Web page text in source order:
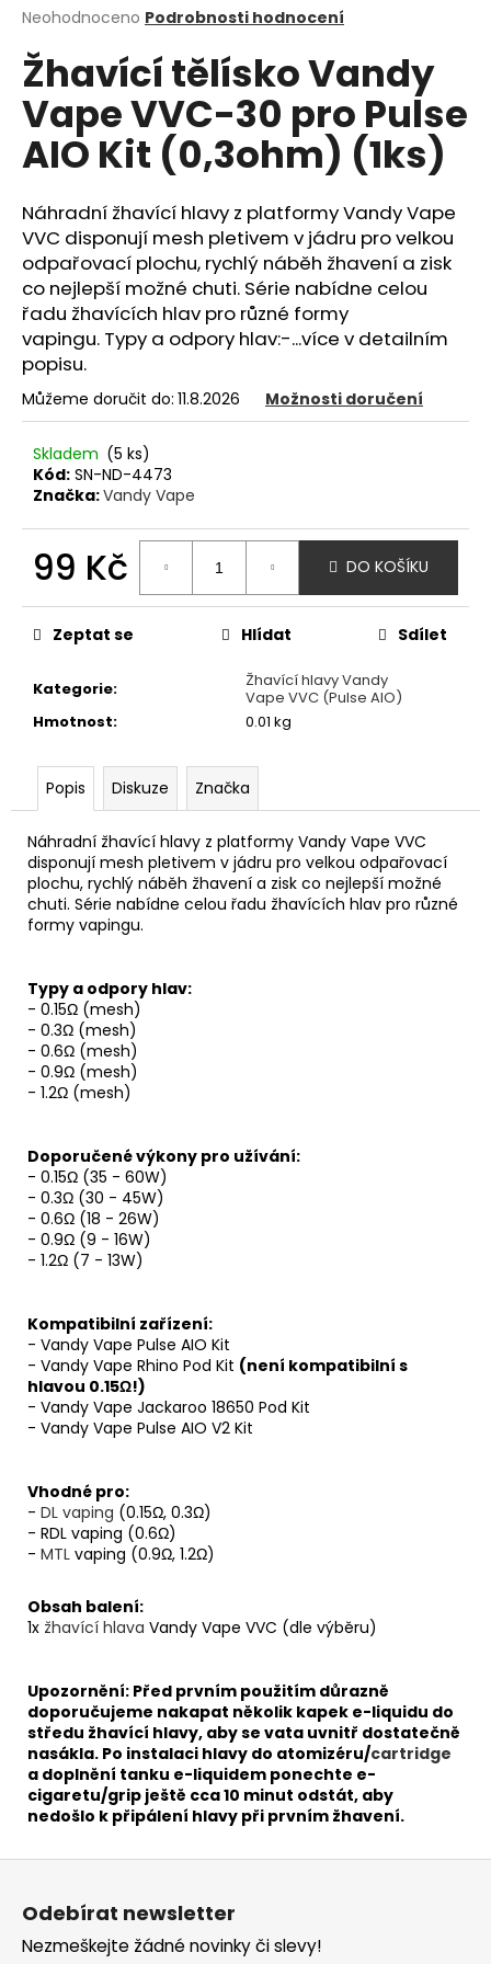
Průměrné
produktu
je
0,0
z
5
hvězdiček.
Neohodnoceno Podrobnosti hodnocení
Žhavící tělísko Vandy
Vape VVC-30 pro Pulse
AIO Kit (0,3ohm) (1ks)
Náhradní žhavící hlavy z platformy Vandy Vape
VVC disponují mesh pletivem v jádru pro velkou
odpařovací plochu, rychlý náběh žhavení a zisk
co nejlepší možné chuti. Série nabídne celou
řadu žhavících hlav pro různé formy
vapingu. Typy a odpory hlav:-...více v detailním
popisu.
Můžeme doručit do: 11.8.2026 Možnosti doručení
Skladem (5 ks)
Kód: SN-ND-4473
Značka:Vandy Vape
99 Kč
cena:
DO KOŠÍKU
Kategorie:
Žhavící hlavy Vandy
Vape VVC (Pulse AIO)
Hmotnost: 0.01 kg
Zeptat se Hlídat Sdílet
Popis Diskuze Značka
Náhradní žhavící hlavy z platformy Vandy Vape VVC
disponují mesh pletivem v jádru pro velkou odpařovací
plochu, rychlý náběh žhavení a zisk co nejlepší možné
chuti. Série nabídne celou řadu žhavících hlav pro různé
formy vapingu.
Typy a odpory hlav:
- 0.15Ω (mesh)
- 0.3Ω (mesh)
- 0.6Ω (mesh)
- 0.9Ω (mesh)
- 1.2Ω (mesh)
Doporučené výkony pro užívání:
- 0.15Ω (35 - 60W)
- 0.3Ω (30 - 45W)
- 0.6Ω (18 - 26W)
- 0.9Ω (9 - 16W)
- 1.2Ω (7 - 13W)
Kompatibilní zařízení:
- Vandy Vape Pulse AIO Kit
- Vandy Vape Rhino Pod Kit (není kompatibilní s
hlavou 0.15Ω!)
- Vandy Vape Jackaroo 18650 Pod Kit
- Vandy Vape Pulse AIO V2 Kit
Vhodné pro:
- DL vaping (0.15Ω, 0.3Ω)
- RDL vaping (0.6Ω)
- MTL vaping (0.9Ω, 1.2Ω)
Obsah balení:
1x žhavící hlava Vandy Vape VVC (dle výběru)
Upozornění: Před prvním použitím důrazně
doporučujeme nakapat několik kapek e-liquidu do
středu žhavící hlavy, aby se vata uvnitř dostatečně
nasákla. Po instalaci hlavy do atomizéru/cartridge
a doplnění tanku e-liquidem ponechte e-
cigaretu/grip ještě cca 10 minut odstát, aby
nedošlo k připálení hlavy při prvním žhavení.
a
j
í
t
?
HLEDAT
D
o
p
o
u
č
e
JOYETECH
ATOMIZER
EX
0,5
49
Z
Odebírat newsletter
Nezmeškejte žádné novinky či slevy!